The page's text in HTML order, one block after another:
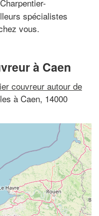
spécialistes
vous.
à Caen
couvreur autour de
à Caen, 14000